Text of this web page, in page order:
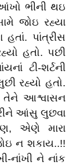
ભીની થઇ
જોઇ રહ્યા
પાંત્રીસ
હતો. પછી
ટી-શર્ટની
રહ્યો હતો.
તેને આશ્વાસન
આંસુ લુછવા
એણે મારા
ન શકાય..!!
નાંખી ને નાંક